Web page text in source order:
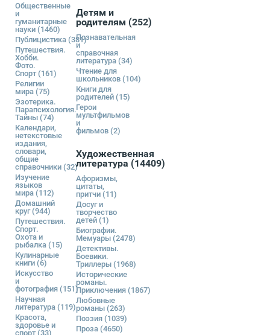
Общественные
и
гуманитарные
науки (1460)
Публицистика (381)
Путешествия.
Хобби.
Фото.
Спорт(161)
Религии
мира (75)
Эзотерика.
Парапсихология.
Тайны (74)
Календари,
нетекстовые
издания,
словари,
общие
справочники (32)
Изучение
языков
мира (112)
Домашний
круг(944)
Путешествия.
Спорт.
Охота и
рыбалка (15)
Кулинарные
книги (6)
Искусство
и
фотография (151)
Научная
литература (119)
Красота,
здоровье и
спорт(33)
Детям и
родителям (252)
Познавательная
и
справочная
литература (34)
Чтение для
школьников (104)
Книги для
родителей (15)
Герои
мультфильмов
и
фильмов (2)
Художественная
литература (14409)
Афоризмы,
цитаты,
притчи (11)
Досуг и
творчество
детей (1)
Биографии.
Мемуары (2478)
Детективы.
Боевики.
Триллеры (1968)
Исторические
романы.
Приключения (1867)
Любовные
романы (263)
Поэзия (1039)
Проза (4650)